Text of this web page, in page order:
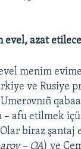
evel, azat
menim
ve Rusiye
afu etilmek
biraz
– QA) ve